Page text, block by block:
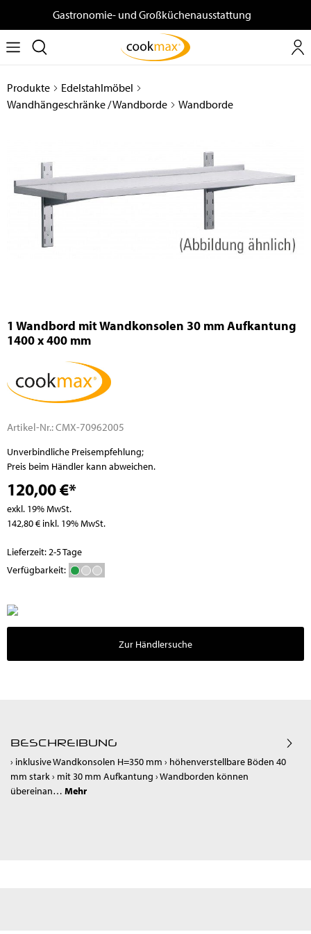
Gastronomie- und Großküchenausstattung
Produkte
Edelstahlmöbel
Wandhängeschränke / Wandborde
Wandborde
1 Wandbord mit Wandkonsolen 30 mm Aufkantung
1400 x 400 mm
Artikel-Nr.:CMX-70962005
Unverbindliche Preisempfehlung;
Preis beim Händler kann abweichen.
120,00 €*
exkl. 19% MwSt.
142,80 € inkl. 19% MwSt.
Lieferzeit: 2-5 Tage
Verfügbarkeit:
Zur Händlersuche
BESCHREIBUNG
› inklusive Wandkonsolen H=350 mm › höhenverstellbare Böden 40
mm stark › mit 30 mm Aufkantung › Wandborden können
übereinan… Mehr